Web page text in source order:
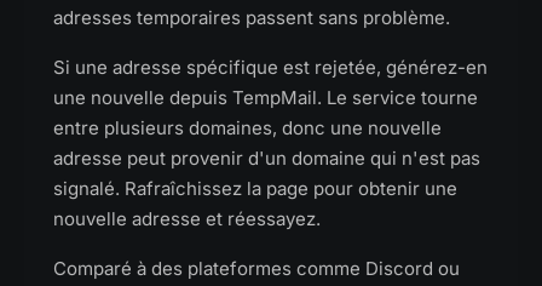
adresses temporaires passent sans problème.
Si une adresse spécifique est rejetée, générez-en
une nouvelle depuis TempMail. Le service tourne
entre plusieurs domaines, donc une nouvelle
adresse peut provenir d'un domaine qui n'est pas
signalé. Rafraîchissez la page pour obtenir une
nouvelle adresse et réessayez.
Comparé à des plateformes comme Discord ou